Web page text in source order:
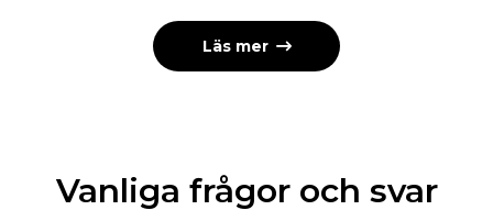
Läs mer 
Vanliga frågor och svar